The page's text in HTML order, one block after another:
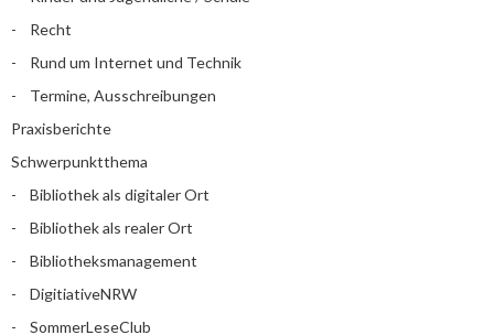
Recht
Rund um Internet und Technik
Termine, Ausschreibungen
Praxisberichte
Schwerpunktthema
Bibliothek als digitaler Ort
Bibliothek als realer Ort
Bibliotheksmanagement
DigitiativeNRW
SommerLeseClub